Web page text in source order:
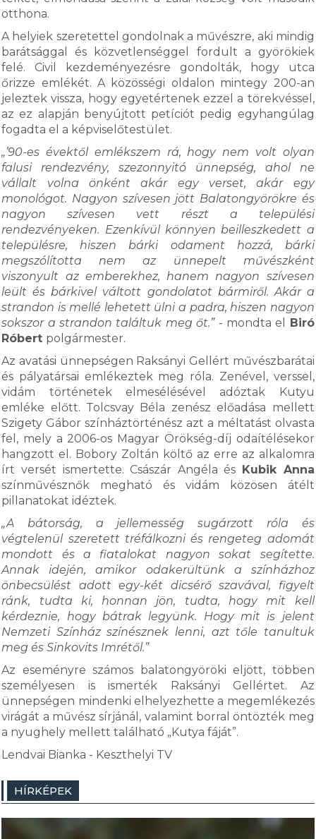
otthona.
A helyiek szeretettel gondolnak a művészre, aki mindig
barátsággal és közvetlenséggel fordult a györökiek
felé. Civil kezdeményezésre gondolták, hogy utca
őrizze emlékét. A közösségi oldalon mintegy 200-an
jeleztek vissza, hogy egyetértenek ezzel a törekvéssel,
az ez alapján benyújtott petíciót pedig egyhangúlag
fogadta el a képviselőtestület.
„’90-es évektől emlékszem rá, hogy nem volt olyan
falusi rendezvény, szezonnyitó ünnepség, ahol ne
vállalt volna önként akár egy verset, akár egy
monológot. Nagyon szívesen jött Balatongyörökre és
nagyon szívesen vett részt a települési
rendezvényeken. Ezenkívül könnyen beilleszkedett a
településre, hiszen bárki odament hozzá, bárki
megszólította nem az ünnepelt művészként
viszonyult az emberekhez, hanem nagyon szívesen
leült és bárkivel váltott gondolatot bármiről. Akár a
strandon is mellé lehetett ülni a padra, hiszen nagyon
sokszor a strandon találtuk meg őt.”- mondta el Biró
Róbert polgármester.
Az avatási ünnepségen Raksányi Gellért művészbarátai
és pályatársai emlékeztek meg róla. Zenével, verssel,
vidám történetek elmesélésével adóztak Kutyu
emléke előtt. Tolcsvay Béla zenész előadása mellett
Szigety Gábor színháztörténész azt a méltatást olvasta
fel, mely a 2006-os Magyar Örökség-díj odaítélésekor
hangzott el. Bobory Zoltán költő az erre az alkalomra
írt versét ismertette. Császár Angéla és Kubik Anna
színművésznők megható és vidám közösen átélt
pillanatokat idéztek.
„A bátorság, a jellemesség sugárzott róla és
végtelenül szeretett tréfálkozni és rengeteg adomát
mondott és a fiatalokat nagyon sokat segítette.
Annak idején, amikor odakerültünk a színházhoz
önbecsülést adott egy-két dicsérő szavával, figyelt
ránk, tudta ki, honnan jön, tudta, hogy mit kell
kérdeznie, hogy bátrak legyünk. Hogy mit is jelent
Nemzeti Színház színésznek lenni, azt tőle tanultuk
meg és Sinkovits Imrétől.”
Az eseményre számos balatongyöröki eljött, többen
személyesen is ismerték Raksányi Gellértet. Az
ünnepségen mindenki elhelyezhette a megemlékezés
virágát a művész sírjánál, valamint borral öntözték meg
a nyughely mellett található „Kutya fáját”.
Lendvai Bianka - Keszthelyi TV
HÍRKÉPEK